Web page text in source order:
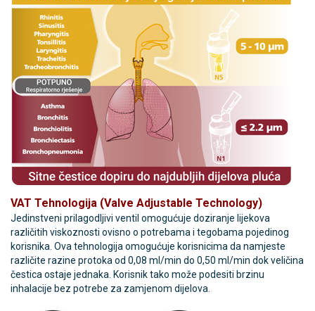
VAT Tehnologija (Valve Adjustable Technology)
Jedinstveni prilagodljivi ventil omogućuje doziranje lijekova
različitih viskoznosti ovisno o potrebama i tegobama pojedinog
korisnika. Ova tehnologija omogućuje korisnicima da namjeste
različite razine protoka od 0,08 ml/min do 0,50 ml/min dok veličina
čestica ostaje jednaka. Korisnik tako može podesiti brzinu
inhalacije bez potrebe za zamjenom dijelova.